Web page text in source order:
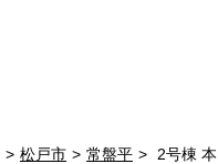
松戸市 常盤平 2号棟